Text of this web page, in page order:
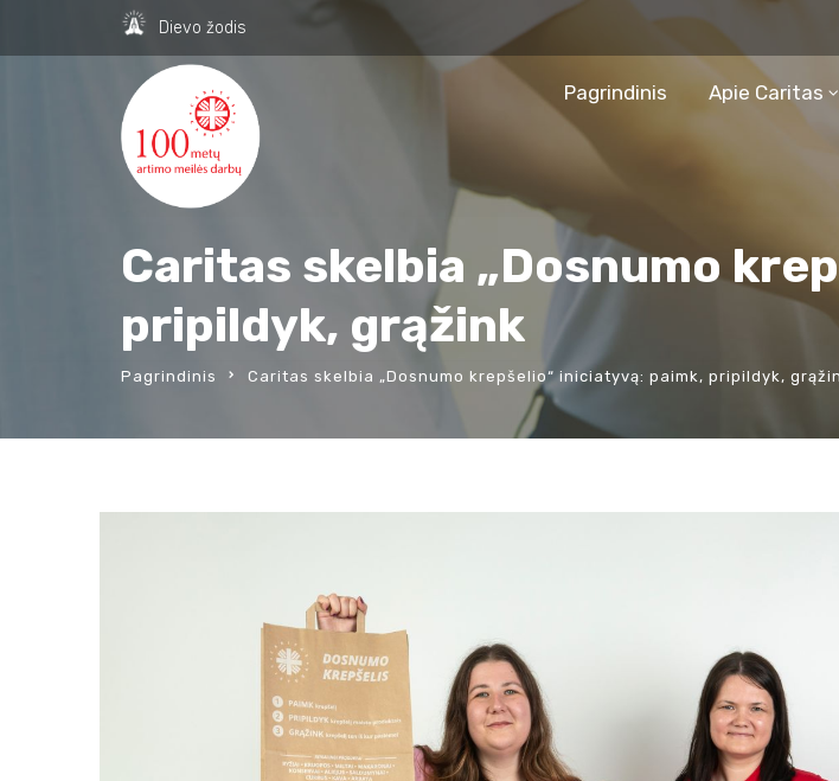
Dievo žodis
Pagrindinis Apie Caritas
Caritas skelbia „Dosnumo
pripildyk, grąžink
Pagrindinis Caritas skelbia „Dosnumo krepšelio“ iniciatyvą: paimk, pripildyk,